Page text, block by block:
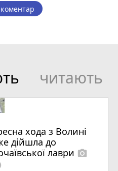
читають
хода з Волині
дійшла до
лаври photo_camera